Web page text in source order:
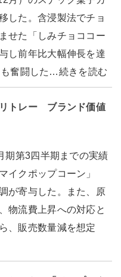
した。含浸製法でチョ
せた「しみチョココー
し前年比大幅伸長を達
奮闘した…続きを読む
トレー ブランド価値
第3四半期までの実績
イクポップコーン」
が寄与した。また、原
物流費上昇への対応と
、販売数量減を想定